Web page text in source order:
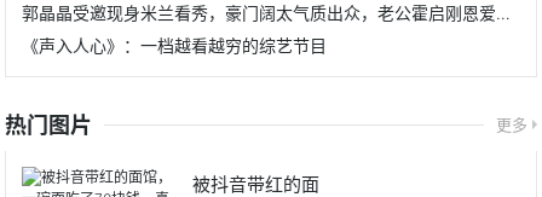
郭晶晶受邀现身米兰看秀，豪门阔太气质出众，老公霍启刚恩爱同行
《声入人心》：一档越看越穷的综艺节目
热门图片 更多
被抖音带红的面